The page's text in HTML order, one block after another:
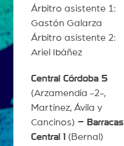
Árbitro asistente 1:
Gastón Galarza
Árbitro asistente 2:
Ariel Ibáñez
Central Córdoba 5
(Arzamendia -2-,
Martínez, Ávila y
Cancinos) – Barracas
Central 1 (Bernal)